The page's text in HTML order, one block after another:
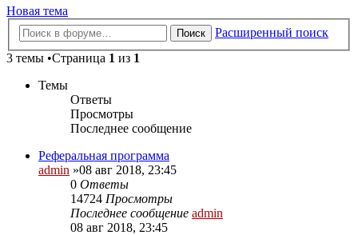
Новая тема
Поиск
Расширенный поиск
3 темы •Страница 1 из 1
Темы
Ответы
Просмотры
Последнее сообщение
Реферальная программа
admin »08 авг 2018, 23:45
0 Ответы
14724 Просмотры
Последнее сообщение admin
08 авг 2018, 23:45